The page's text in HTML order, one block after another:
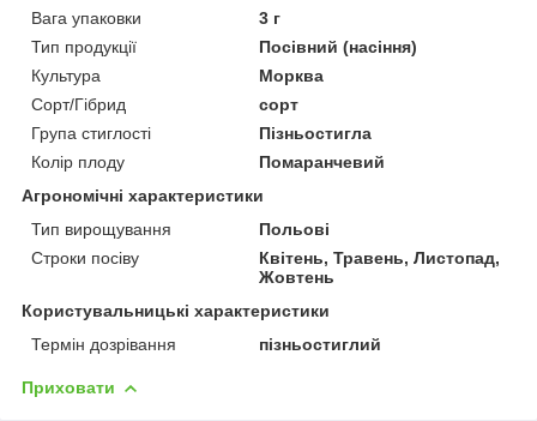
Вага упаковки
3 г
Тип продукції
Посівний (насіння)
Культура
Морква
Сорт/Гібрид
сорт
Група стиглості
Пізньостигла
Колір плоду
Помаранчевий
Агрономічні характеристики
Тип вирощування
Польові
Строки посіву
Квітень, Травень, Листопад,
Жовтень
Користувальницькі характеристики
Термін дозрівання
пізньостиглий
Приховати